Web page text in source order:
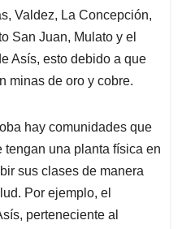
Valdez, La Concepción,
San Juan, Mulato y el
Asís, esto debido a que
minas de oro y cobre.
hay comunidades que
una planta física en
sus clases de manera
Por ejemplo, el
perteneciente al